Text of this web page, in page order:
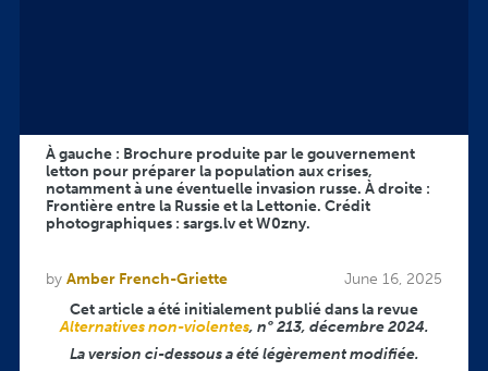
À gauche : Brochure produite par le gouvernement
letton pour préparer la population aux crises,
notamment à une éventuelle invasion russe. À droite :
Frontière entre la Russie et la Lettonie. Crédit
photographiques : sargs.lv et W0zny.
by Amber French-Griette
June 16, 2025
Cet article a été initialement publié dans la revue
Alternatives non-violentes, n° 213, décembre 2024.
La version ci-dessous a été légèrement modifiée.